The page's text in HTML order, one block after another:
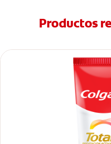
Productos